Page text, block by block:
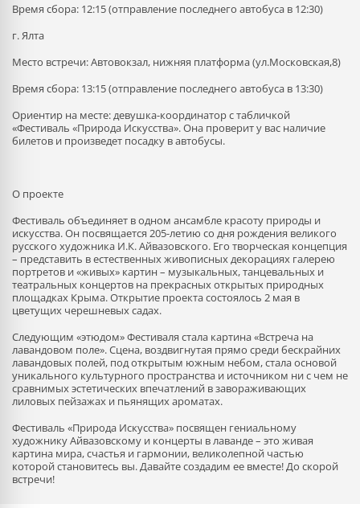
Время сбора: 12:15 (отправление последнего автобуса в 12:30)
г. Ялта
Место встречи: Автовокзал, нижняя платформа (ул.Московская,8)
Время сбора: 13:15 (отправление последнего автобуса в 13:30)
Ориентир на месте: девушка-координатор с табличкой
«Фестиваль «Природа Искусства». Она проверит у вас наличие
билетов и произведет посадку в автобусы.
О проекте
Фестиваль объединяет в одном ансамбле красоту природы и
искусства. Он посвящается 205-летию со дня рождения великого
русского художника И.К. Айвазовского. Его творческая концепция
– представить в естественных живописных декорациях галерею
портретов и «живых» картин – музыкальных, танцевальных и
театральных концертов на прекрасных открытых природных
площадках Крыма. Открытие проекта состоялось 2 мая в
цветущих черешневых садах.
Следующим «этюдом» Фестиваля стала картина «Встреча на
лавандовом поле». Сцена, воздвигнутая прямо среди бескрайних
лавандовых полей, под открытым южным небом, стала основой
уникального культурного пространства и источником ни с чем не
сравнимых эстетических впечатлений в завораживающих
лиловых пейзажах и пьянящих ароматах.
Фестиваль «Природа Искусства» посвящен гениальному
художнику Айвазовскому и концерты в лаванде – это живая
картина мира, счастья и гармонии, великолепной частью
которой становитесь вы. Давайте создадим ее вместе! До скорой
встречи!